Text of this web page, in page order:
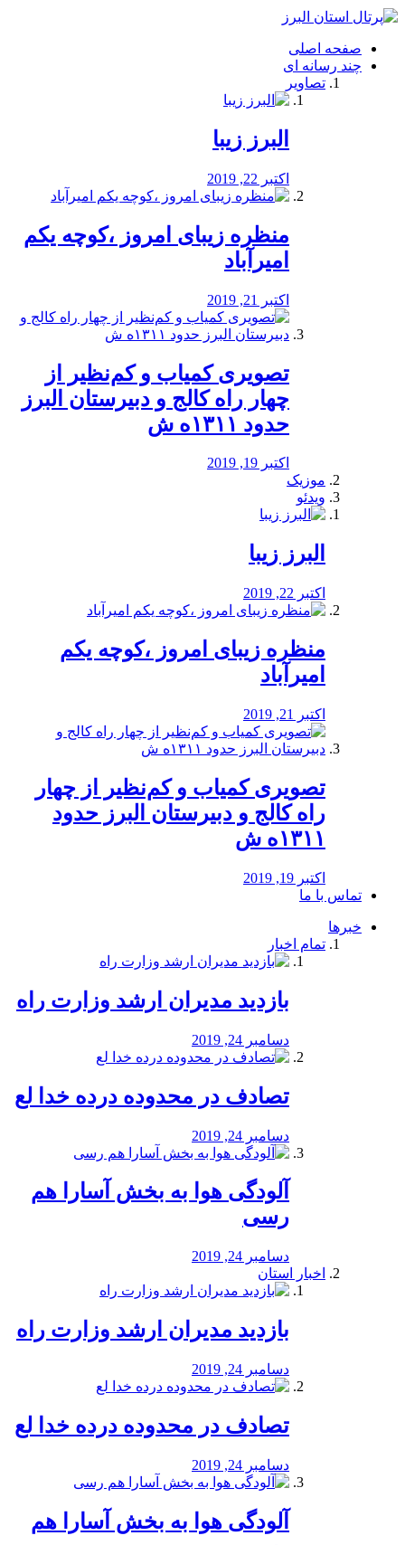
فصد
شرق
تهران
خشکشویی
صفحه اصلی
چند رسانه ای
تصاویر
البرز زیبا
اکتبر 22, 2019
منظره‌‌ زیبای امروز ،کوچه یکم
امیرآباد
اکتبر 21, 2019
️تصویری کمیاب و کم‌نظیر از
چهار راه كالج و دبيرستان البرز
حدود ۱۳۱۱ه ش
اکتبر 19, 2019
موزیک
ویدئو
البرز زیبا
اکتبر 22, 2019
منظره‌‌ زیبای امروز ،کوچه یکم
امیرآباد
اکتبر 21, 2019
️تصویری کمیاب و کم‌نظیر از چهار
راه كالج و دبيرستان البرز حدود
۱۳۱۱ه ش
اکتبر 19, 2019
تماس با ما
خبرها
تمام اخبار
بازدید مدیران ارشد وزارت راه
دسامبر 24, 2019
تصادف در محدوده درده خدا لع
دسامبر 24, 2019
آلودگی هوا به بخش آسارا هم
رسی
دسامبر 24, 2019
اخبار استان
بازدید مدیران ارشد وزارت راه
دسامبر 24, 2019
تصادف در محدوده درده خدا لع
دسامبر 24, 2019
آلودگی هوا به بخش آسارا هم